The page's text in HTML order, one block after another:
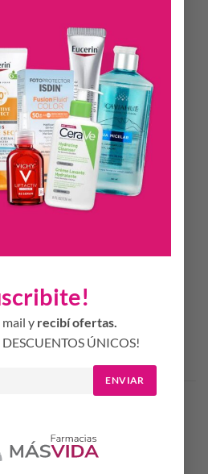
y recibí ofertas.
ÚNICOS!
ENVIAR
probióticos (10K UFC)
intestinal y proteger el sistema
colaboran con
defensas, ayudando al
desequilibrios y afecciones
del tránsito gastrointestinal,
y mejorando la absorción